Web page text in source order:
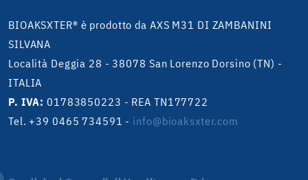
BIOAKSXTER® è prodotto da AXS M31 DI ZAMBANINI
SILVANA
Località Deggia 28 - 38078 San Lorenzo Dorsino (TN) -
ITALIA
P. IVA: 01783850223 - REA TN177722
Tel. +39 0465 734591 - info@bioaksxter.com